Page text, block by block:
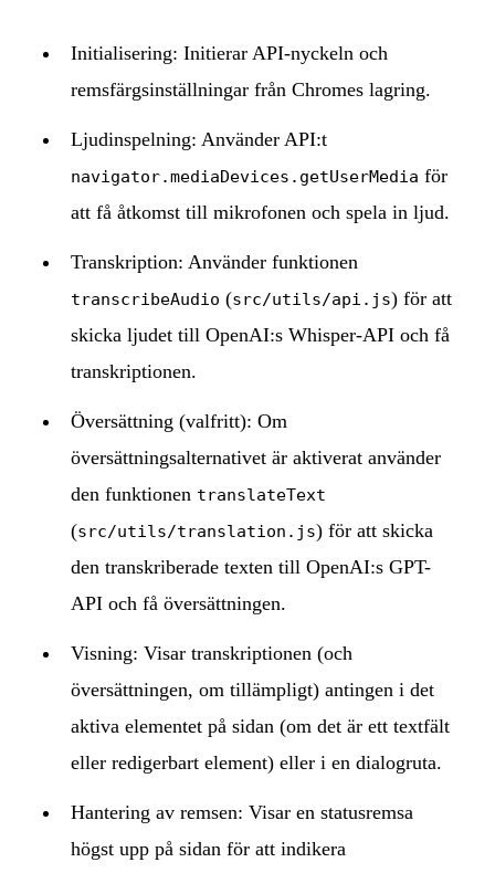
Initialisering: Initierar API-nyckeln och
remsfärgsinställningar från Chromes lagring.
Ljudinspelning: Använder API:t
navigator.mediaDevices.getUserMedia för
att få åtkomst till mikrofonen och spela in ljud.
Transkription: Använder funktionen
transcribeAudio (src/utils/api.js) för att
skicka ljudet till OpenAI:s Whisper-API och få
transkriptionen.
Översättning (valfritt): Om
översättningsalternativet är aktiverat använder
den funktionen translateText
(src/utils/translation.js) för att skicka
den transkriberade texten till OpenAI:s GPT-
API och få översättningen.
Visning: Visar transkriptionen (och
översättningen, om tillämpligt) antingen i det
aktiva elementet på sidan (om det är ett textfält
eller redigerbart element) eller i en dialogruta.
Hantering av remsen: Visar en statusremsa
högst upp på sidan för att indikera